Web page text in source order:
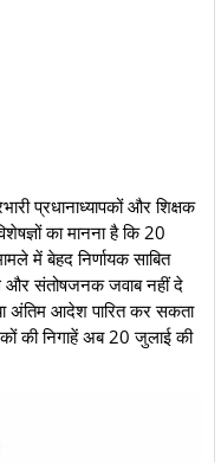
प्रधानाध्यापकों और शिक्षक
का मानना है कि 20
में बेहद निर्णायक साबित
और संतोषजनक जवाब नहीं दे
या अंतिम आदेश पारित कर सकता
की निगाहें अब 20 जुलाई की